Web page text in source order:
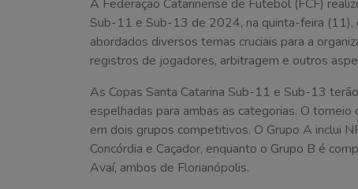
A Federação Catarinense de Futebol (FCF)
Sub-11 e Sub-13 de 2024, na quinta-feira (11),
abordados diversos temas cruciais para a
registros de jogadores, arbitragem e outros
As Copas Santa Catarina Sub-11 e Sub-13
espelhadas para ambas as categorias. O
em dois grupos competitivos. O Grupo A inclui
Concórdia e Caçador, enquanto o Grupo B é
Avaí, ambos de Florianópolis.